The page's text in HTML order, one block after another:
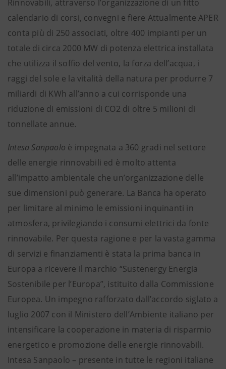
Rinnovabili, attraverso l’organizzazione di un fitto
calendario di corsi, convegni e fiere Attualmente APER
conta più di 250 associati, oltre 400 impianti per un
totale di circa 2000 MW di potenza elettrica installata
che utilizza il soffio del vento, la forza dell’acqua, i
raggi del sole e la vitalità della natura per produrre 7
miliardi di KWh all’anno a cui corrisponde una
riduzione di emissioni di CO2 di oltre 5 milioni di
tonnellate annue.
Intesa Sanpaolo è impegnata a 360 gradi nel settore
delle energie rinnovabili ed è molto attenta
all’impatto ambientale che un’organizzazione delle
sue dimensioni può generare. La Banca ha operato
per limitare al minimo le emissioni inquinanti in
atmosfera, privilegiando i consumi elettrici da fonte
rinnovabile. Per questa ragione e per la vasta gamma
di servizi e finanziamenti è stata la prima banca in
Europa a ricevere il marchio “Sustenergy Energia
Sostenibile per l’Europa”, istituito dalla Commissione
Europea. Un impegno rafforzato dall’accordo siglato a
luglio 2007 con il Ministero dell’Ambiente italiano per
intensificare la cooperazione in materia di risparmio
energetico e promozione delle energie rinnovabili.
Intesa Sanpaolo – presente in tutte le regioni italiane